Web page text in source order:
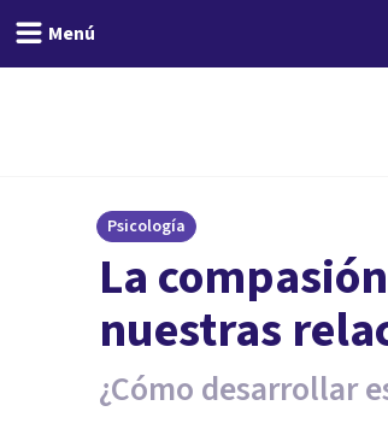
Menú
Psicología
La
nuestras
¿Cómo desarrollar